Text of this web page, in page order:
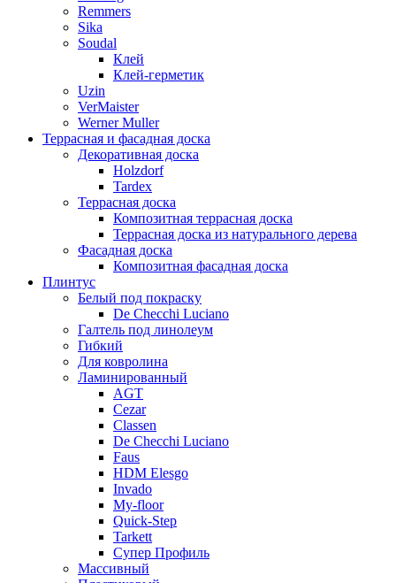
Remmers
Sika
Soudal
Клей
Клей-герметик
Uzin
VerMaister
Werner Muller
Террасная и фасадная доска
Декоративная доска
Holzdorf
Tardex
Террасная доска
Композитная террасная доска
Террасная доска из натурального дерева
Фасадная доска
Композитная фасадная доска
Плинтус
Белый под покраску
De Checchi Luciano
Галтель под линолеум
Гибкий
Для ковролина
Ламинированный
AGT
Cezar
Classen
De Checchi Luciano
Faus
HDM Elesgo
Invado
My-floor
Quick-Step
Tarkett
Супер Профиль
Массивный